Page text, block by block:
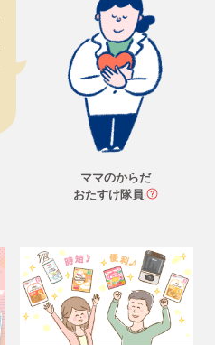
ママのからだ
おたすけ隊員